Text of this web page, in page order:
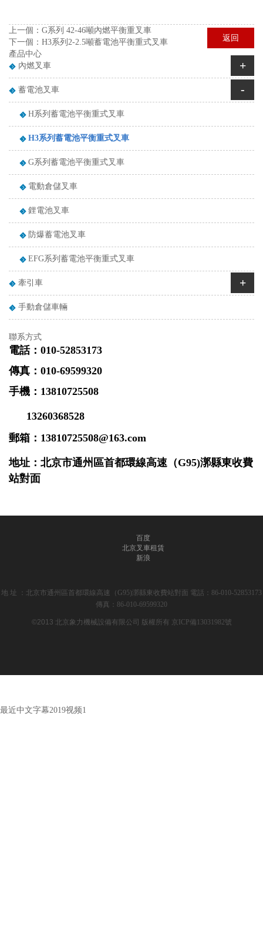
上一個： G系列 42-46噸內燃平衡重叉車
下一個： H3系列2-2.5噸蓄電池平衡重式叉車
返回
產品中心
內燃叉車
+
蓄電池叉車 -
H系列蓄電池平衡重式叉車
H3系列蓄電池平衡重式叉車
G系列蓄電池平衡重式叉車
電動倉儲叉車
鋰電池叉車
防爆蓄電池叉車
EFG系列蓄電池平衡重式叉車
牽引車 +
手動倉儲車輛
聯系方式
電話：010-52853173
傳真：010-69599320
手機：13810725508
13260368528
郵箱： 13810725508@163.com
地址：北京市通州區首都環線高速（G95)漷縣東收費
站對面
百度
北京叉車租賃
新浪
地 址 ：北京市通州區首都環線高速（G95)漷縣東收費站對面 電話：86-010-52853173
傳真：86-010-69599320
©2013 北京象力機械設備有限公司 版權所有 京ICP備13031982號
最近中文字幕2019视频1